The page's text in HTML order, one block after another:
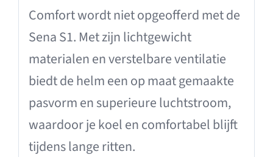
Comfort wordt niet opgeofferd met de
Sena S1. Met zijn lichtgewicht
materialen en verstelbare ventilatie
biedt de helm een ​​op maat gemaakte
pasvorm en superieure luchtstroom,
waardoor je koel en comfortabel blijft
tijdens lange ritten.